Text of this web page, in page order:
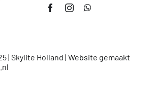
| Skylite Holland | Website gemaakt